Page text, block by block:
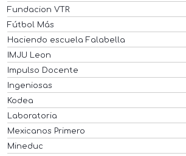
Fundacion VTR
Fútbol Más
Haciendo escuela Falabella
IMJU Leon
Impulso Docente
Ingeniosas
Kodea
Laboratoria
Mexicanos Primero
Mineduc